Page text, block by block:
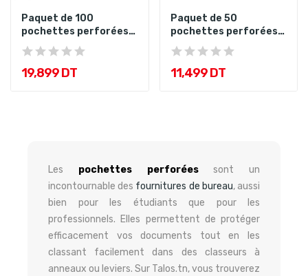
Paquet de 100
pochettes perforées
80mic DGG
19,899 DT
Paquet de 50
pochettes perforées
80mic Purple
11,499 DT
Les pochettes perforéessont un
incontournable des fournitures de bureau, aussi
bien pour les étudiants que pour les
professionnels. Elles permettent de protéger
efficacement vos documents tout en les
classant facilement dans des classeurs à
anneaux ou leviers. Sur Talos.tn, vous trouverez